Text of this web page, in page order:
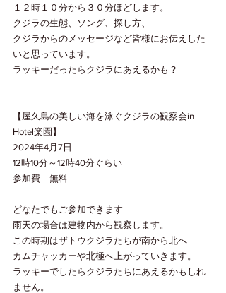
１２時１０分から３０分ほどします。
クジラの生態、ソング、探し方、
クジラからのメッセージなど皆様にお伝えした
いと思っています。
ラッキーだったらクジラにあえるかも？
【屋久島の美しい海を泳ぐクジラの観察会in
Hotel楽園】
2024年4月7日
12時10分～12時40分ぐらい
参加費　無料
どなたでもご参加できます
雨天の場合は建物内から観察します。
この時期はザトウクジラたちが南から北へ
カムチャッカーや北極へ上がっていきます。
ラッキーでしたらクジラたちにあえるかもしれ
ません。